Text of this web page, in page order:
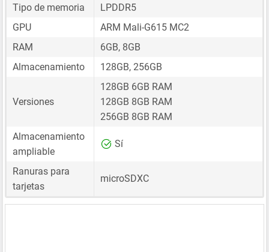
Tipo de memoria
LPDDR5
GPU
ARM Mali-G615 MC2
RAM
6GB, 8GB
Almacenamiento
128GB, 256GB
Versiones
128GB 6GB RAM
128GB 8GB RAM
256GB 8GB RAM
Almacenamiento
ampliable
Sí
Ranuras para
tarjetas
microSDXC